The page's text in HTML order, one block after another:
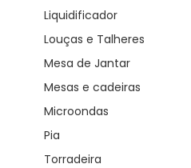
Liquidificador
Louças e Talheres
Mesa de Jantar
Mesas e cadeiras
Microondas
Pia
Torradeira